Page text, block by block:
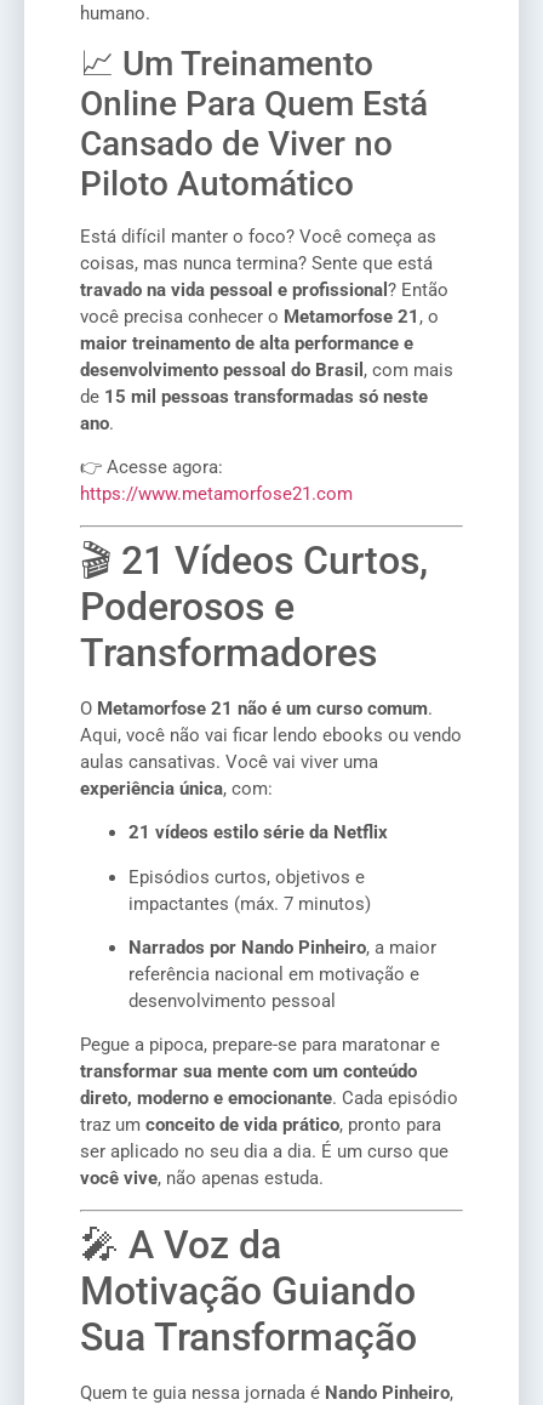
humano.
📈 Um Treinamento
Online Para Quem Está
Cansado de Viver no
Piloto Automático
Está difícil manter o foco? Você começa as
coisas, mas nunca termina? Sente que está
travado na vida pessoal e profissional ? Então
você precisa conhecer o Metamorfose 21 , o
maior treinamento de alta performance e
desenvolvimento pessoal do Brasil , com mais
de 15 mil pessoas transformadas só neste
ano.
👉 Acesse agora:
https://www.metamorfose21.com
🎬 21 Vídeos Curtos,
Poderosos e
Transformadores
O Metamorfose 21 não é um curso comum.
Aqui, você não vai ficar lendo ebooks ou vendo
aulas cansativas. Você vai viver uma
experiência única, com:
21 vídeos estilo série da Netflix
Episódios curtos, objetivos e
impactantes (máx. 7 minutos)
Narrados por Nando Pinheiro, a maior
referência nacional em motivação e
desenvolvimento pessoal
Pegue a pipoca, prepare-se para maratonar e
transformar sua mente com um conteúdo
direto, moderno e emocionante. Cada episódio
traz um conceito de vida prático, pronto para
ser aplicado no seu dia a dia. É um curso que
você vive, não apenas estuda.
🎤 A Voz da
Motivação Guiando
Sua Transformação
Quem te guia nessa jornada é Nando Pinheiro,